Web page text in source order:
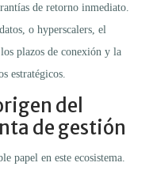
de retorno inmediato.
o hyperscalers, el
plazos de conexión y la
estratégicos.
del
de gestión
papel en este ecosistema.